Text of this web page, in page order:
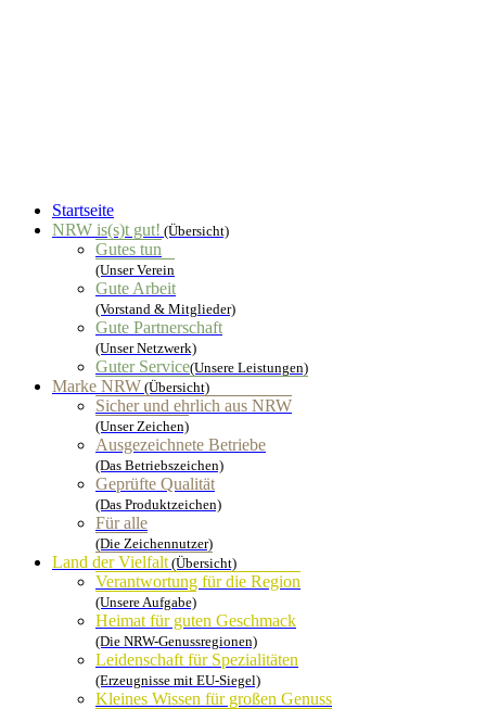
Startseite
NRW is(s)t gut! (Übersicht)
Gutes tun
(Unser Verein
Gute Arbeit
(Vorstand & Mitglieder)
Gute Partnerschaft
(Unser Netzwerk)
Guter Service(Unsere Leistungen)
Marke NRW (Übersicht)
Sicher und ehrlich aus NRW
(Unser Zeichen)
Ausgezeichnete Betriebe
(Das Betriebszeichen)
Geprüfte Qualität
(Das Produktzeichen)
Für alle
(Die Zeichennutzer)
Land der Vielfalt(Übersicht)
Verantwortung für die Region
(Unsere Aufgabe)
Heimat für guten Geschmack
(Die NRW-Genussregionen)
Leidenschaft für Spezialitäten
(Erzeugnisse mit EU-Siegel)
Kleines Wissen für großen Genuss